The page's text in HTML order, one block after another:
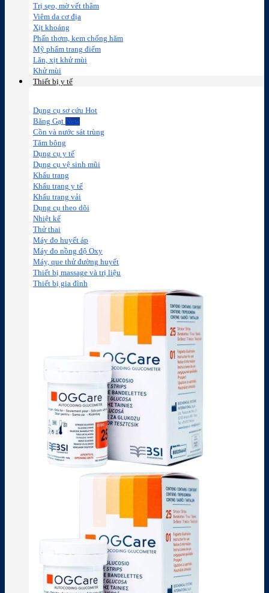
Trị sẹo, mờ vết thâm
Viêm da cơ địa
Xịt khoáng
Phấn thơm, kem chống hăm
Mỹ phẩm trang điểm
Lăn, xịt khử mùi
Khử mùi
Thiết bị y tế
Dụng cụ sơ cứu
Băng Gạt
Cồn và nước sát trùng
Tăm bông
Dụng cụ y tế
Dụng cụ vệ sinh mũi
Khẩu trang
Khẩu trang y tế
Khẩu trang vải
Dụng cụ theo dõi
Nhiệt kế
Thử thai
Máy đo huyết áp
Máy đo nồng độ Oxy
Máy, que thử đường huyết
Thiết bị massage và trị liệu
Thiết bị gia đình